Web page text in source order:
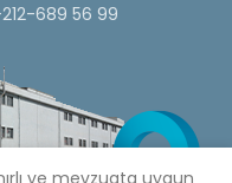
689 56 99
ve mevzuata uygun